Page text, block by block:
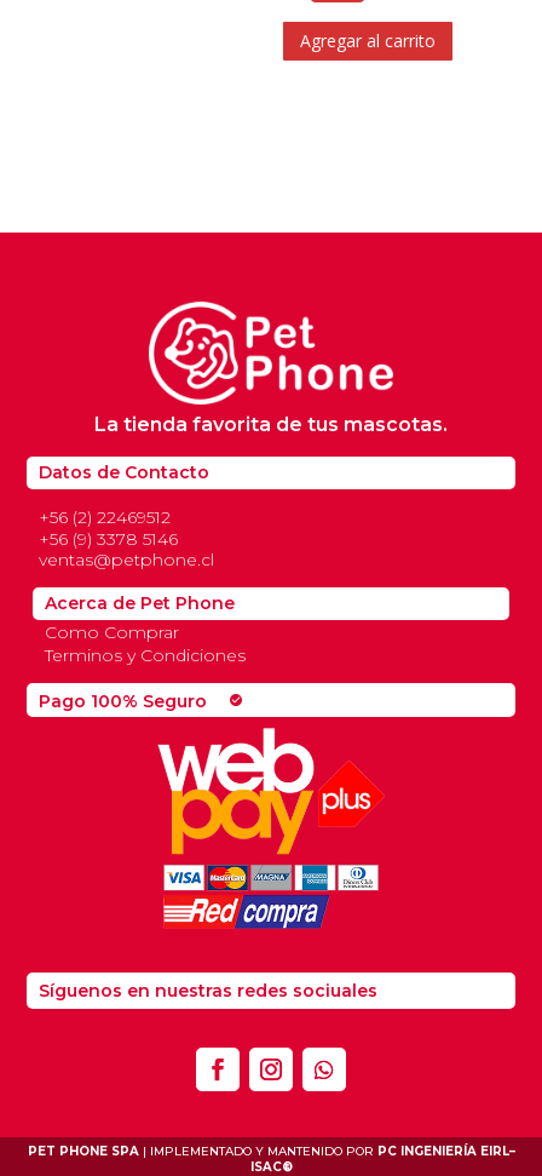
Agregar al carrito
Pago 100% Seguro check_circle
Datos de Contacto
+56 (2) 22469512
+56 (9) 3378 5146
ventas@petphone.cl
La tienda favorita de tus mascotas.
Acerca de Pet Phone
Como Comprar
Terminos y Condiciones
Síguenos en nuestras redes sociuales
PET PHONE SPA| IMPLEMENTADO Y MANTENIDO POR PC INGENIERÍA EIRL–
ISAC®